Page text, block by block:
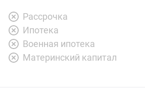
Рассрочка
Ипотека
Военная ипотека
Материнский капитал